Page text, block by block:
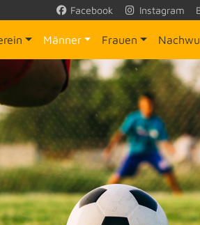
Facebook Instagram
Männer Frauen